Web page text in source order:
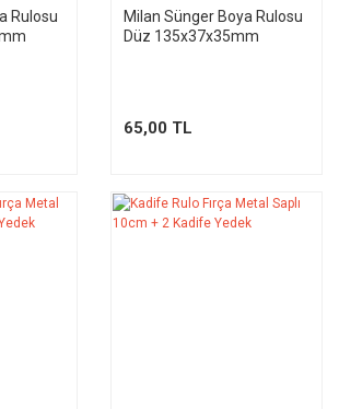
Rulosu
Milan Sünger Boya Rulosu
Düz 135x37x35mm
65,00 TL